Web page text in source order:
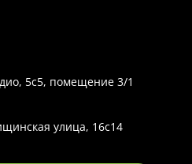
5с5, помещение 3/1
улица, 16с14